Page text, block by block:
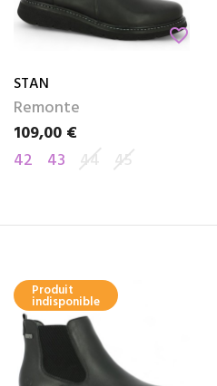
favorite_border
STAN
Remonte
Prix
109,00 €
42
43 44 45
Produit
indisponible